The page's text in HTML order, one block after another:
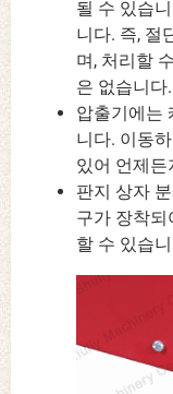
될 수 있습
니다. 즉, 절
며, 처리할
은 없습니다.
압출기에는
니다. 이동
있어 언제
판지 상자
구가 장착되
할 수 있습